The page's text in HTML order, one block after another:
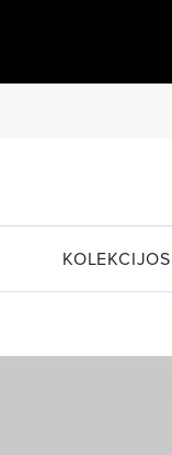
KOLEKCIJOS